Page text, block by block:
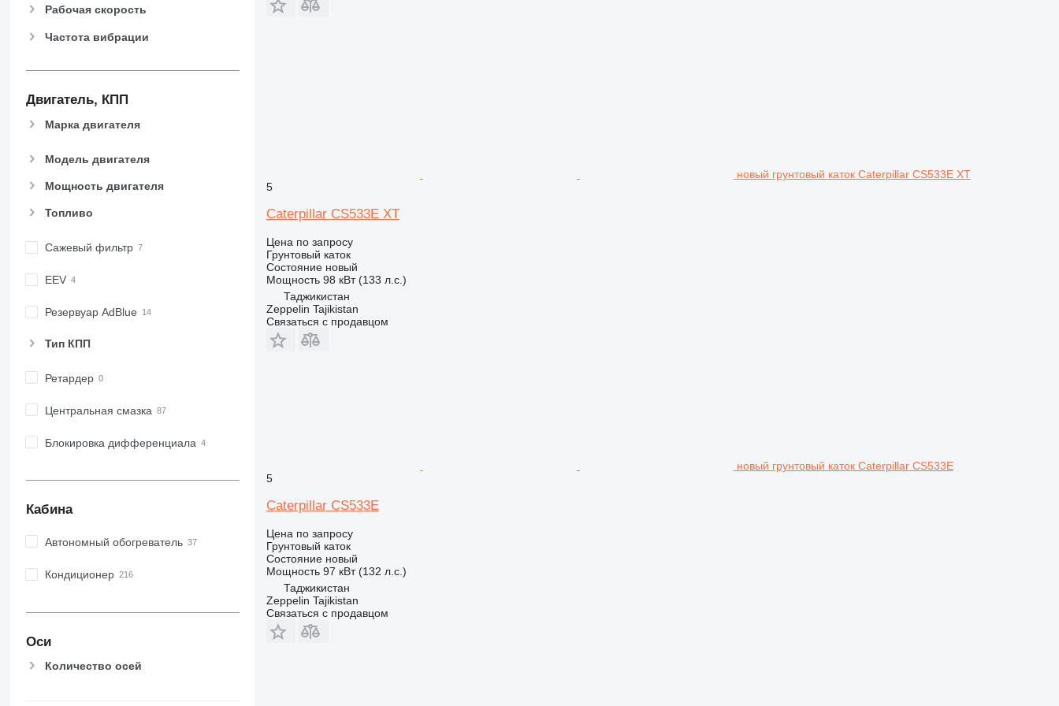
Рабочая скорость
Частота вибрации
Двигатель, КПП
Марка двигателя
Модель двигателя
Мощность двигателя
Топливо
Сажевый фильтр
EEV
Резервуар AdBlue
Тип КПП
Ретардер
Центральная смазка
Блокировка дифференциала
Кабина
Автономный обогреватель
Кондиционер
Оси
Количество осей
новый грунтовый каток Caterpillar CS533E XT
5
Caterpillar CS533E XT
Цена по запросу
Грунтовый каток
Состояниеновый
Мощность 98 кВт (133 л.с.)
Таджикистан
Zeppelin Tajikistan
Связаться с продавцом
новый грунтовый каток Caterpillar CS533E
5
Caterpillar CS533E
Цена по запросу
Грунтовый каток
Состояниеновый
Мощность 97 кВт (132 л.с.)
Таджикистан
Zeppelin Tajikistan
Связаться с продавцом